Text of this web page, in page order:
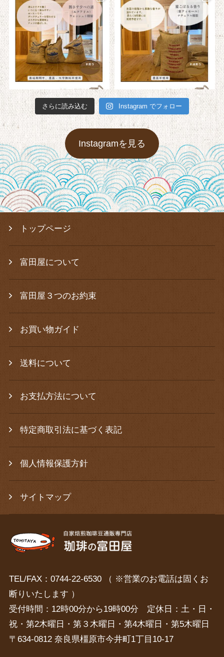
さらに読み込む Instagram でフォロー
Instagramを見る
トップページ
富田屋について
富田屋３つのお約束
お買い物ガイド
送料について
お支払方法について
特定商取引法に基づく表記
個人情報保護方針
サイトマップ
TEL/FAX：0744-22-6530 （ ※営業のお電話は固くお
断りいたします ）
受付時間：12時00分から19時00分 定休日：土・日・
祝・第2木曜日・第３木曜日・第4木曜日・第5木曜日
〒634-0812 奈良県橿原市今井町1丁目10-17